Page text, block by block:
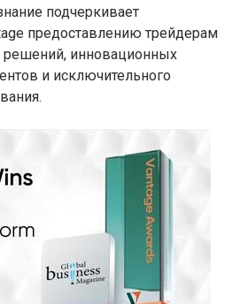
подчеркивает
предоставлению трейдерам
инновационных
и исключительного